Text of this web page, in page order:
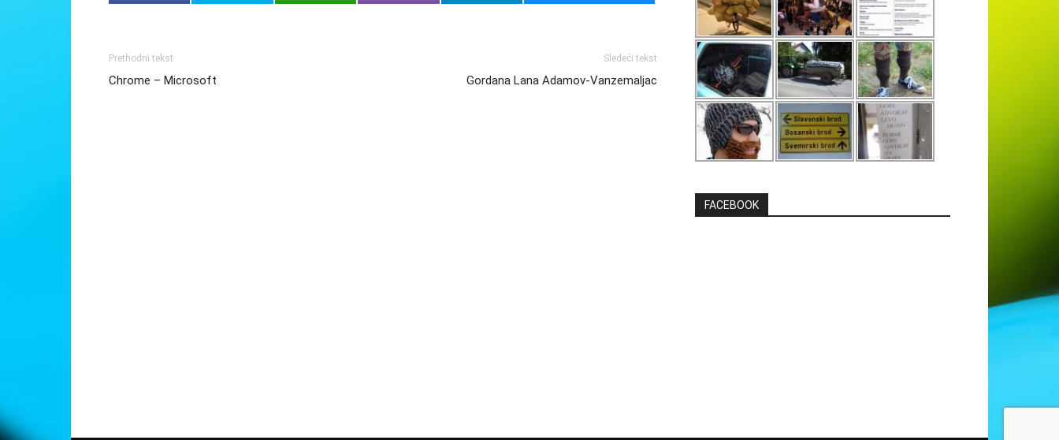
Prethodni tekst
Chrome – Microsoft
Sledeći tekst
Gordana Lana Adamov-Vanzemaljac
FACEBOOK